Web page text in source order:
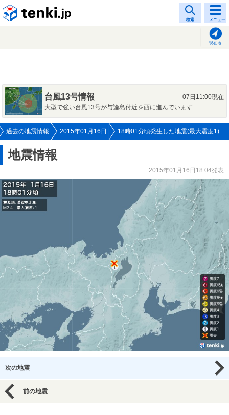
検索 メニュー
現在地
台風13号情報
07日11:00現在
大型で強い台風13号が与論島付近を西に進んでいます
過去の地震情報 2015年01月16日 18時01分頃発生した地震(最大震度1)
地震情報
2015年01月16日18:04発表
次の地震
前の地震